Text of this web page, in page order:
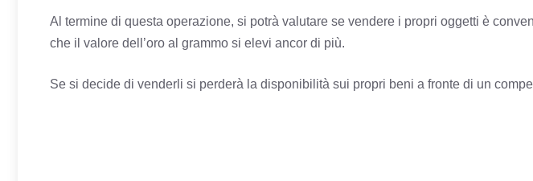
Al termine di questa operazione, si potrà valutare se vendere i propri oggetti è
che il valore dell’oro al grammo si elevi ancor di più.
Se si decide di venderli si perderà la disponibilità sui propri beni a fronte di un